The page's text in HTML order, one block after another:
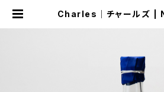
Charles│チャールズ |